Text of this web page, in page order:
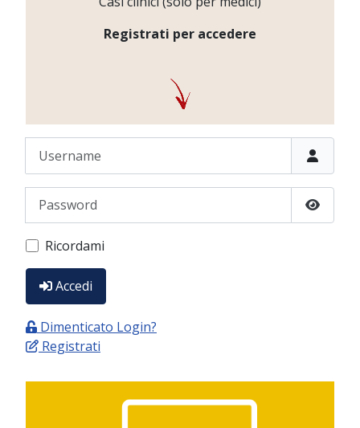
Registrati per accedere
Password
Show
Ricordami
Accedi
Dimenticato Login?
Registrati